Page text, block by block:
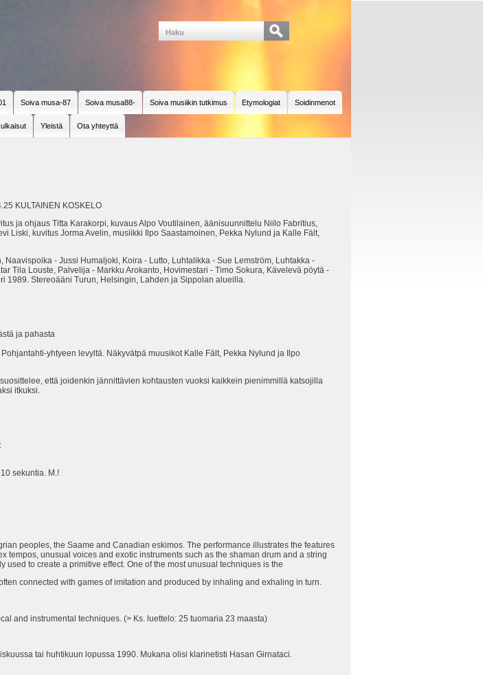
Soiva musa-87 Soiva musa88- Soiva musiikin tutkimus Etymologiat Soidinmenot
Yleistä Ota yhteyttä
KULTAINEN KOSKELO
ja ohjaus Titta Karakorpi, kuvaus Alpo Voutilainen, äänisuunnittelu Niilo Fabritius,
Liski, kuvitus Jorma Avelin, musiikki Ilpo Saastamoinen, Pekka Nylund ja Kalle Fält,
- Jussi Humaljoki, Koira - Lutto, Luhtalikka - Sue Lemström, Luhtakka -
Tila Louste, Palvelija - Markku Arokanto, Hovimestari - Timo Sokura, Kävelevä pöytä -
1989. Stereoääni Turun, Helsingin, Lahden ja Sippolan alueilla.
ja pahasta
yhtyeen levyltä. Näkyvätpä muusikot Kalle Fält, Pekka Nylund ja Ilpo
että joidenkin jännittävien kohtausten vuoksi kaikkein pienimmillä katsojilla
itkuksi.
sekuntia. M.!
peoples, the Saame and Canadian eskimos. The performance illustrates the features
unusual voices and exotic instruments such as the shaman drum and a string
to create a primitive effect. One of the most unusual techniques is the
connected with games of imitation and produced by inhaling and exhaling in turn.
and instrumental techniques. (> Ks. luettelo: 25 tuomaria 23 maasta)
tai huhtikuun lopussa 1990. Mukana olisi klarinetisti Hasan Girnataci.